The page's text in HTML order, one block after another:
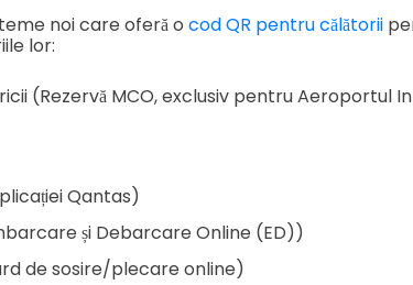
noi care oferă o cod QR pentru călătorii
lor:
(Rezervă MCO, exclusiv pentru Aeroportul
Qantas)
și Debarcare Online (ED))
de sosire/plecare online)